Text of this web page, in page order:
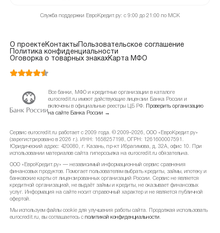
Служба поддержки ЕвроКредит.ру: с 9:00 до 21:00 по МСК
О проектеКонтакты Пользовательское соглашение
Политика конфиденциальности
Оговорка о товарных знакахКарта МФО
Все банки, МФО и кредитные организации в каталоге
eurocredit.ru имеют действующие лицензии Банка России и
включены в официальные реестры ЦБ РФ.
Проверить организацию
на сайте Банка России →
Сервис eurocredit.ru работает с 2009 года. © 2009–2026, ООО «ЕвроКредит.ру»
(зарегистрировано в 2026 г.). ИНН: 1658257198, ОГРН: 1261600007591.
Юридический адрес: 420080, г. Казань, пр-кт Ибрагимова, д. 32А, офис 10. При
использовании материалов сайта гиперссылка на eurocredit.ru обязательна.
ООО «ЕвроКредит.ру» — независимый информационный сервис сравнения
финансовых продуктов. Помогает пользователям выбрать кредиты, займы, ипотеку и
банковские карты от лицензированных организаций России. Сервис не является
кредитной организацией, не выдаёт займы и кредиты, не оказывает финансовых
услуг. Информация на сайте носит справочный характер и не является публичной
офертой.
Мы используем файлы cookie для улучшения работы сайта. Продолжая использовать
eurocredit.ru, вы соглашаетесь с политикой конфиденциальности